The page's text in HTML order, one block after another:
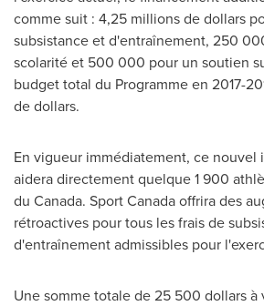
comme suit : 4,25 millions de dollars
subsistance et d'entraînement, 250
scolarité et 500 000 pour un soutien
budget total du Programme en 2017-
de dollars.
En vigueur immédiatement, ce nouvel
aidera directement quelque 1 900
du Canada. SportCanadaoffrira des
rétroactives pour tous les frais de
d'entraînement admissibles pour
Une somme totale de 25 500 dollarsà